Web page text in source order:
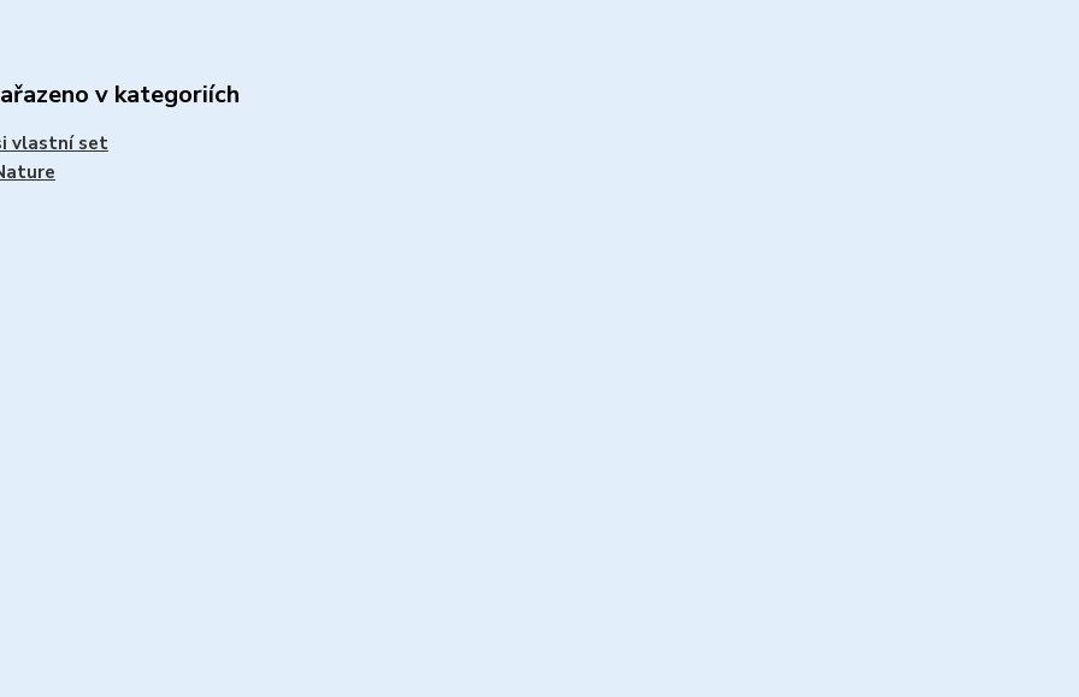
v kategoriích
vlastní set